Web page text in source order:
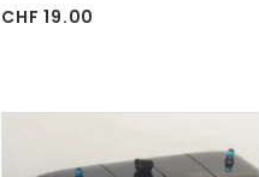
CHF 19.00